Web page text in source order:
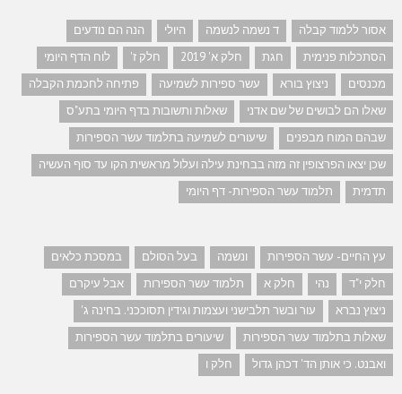
אסור ללמוד קבלה ד נשמה לנשמה היולי
הנה הם נודעים
הסתכלות פנימית
חגת חלק א' 2019 חלק ז'
לוח הדף היומי
מכנסים
ניצוץ בורא עשר ספירות לשמיעה
פתיחה לחכמת הקבלה
שאלו הם לבושים של שם אדני
שאלות ותשובות בדף היומי בתע"ס
שבהם המוח מבפנים
שיעורים לשמיעה בתלמוד עשר הספירות
שכן יצאו הפרצופין זה מזה בבחינת עילה ועלול מראשית הקו עד סוף העשיה
תדמית
תלמוד עשר הספירות- דף היומי
עץ החיים- עשר הספירות ונשמה בעל הסולם
במסכת כלאים
חלק י"ד
נהי חלק א תלמוד עשר הספירות
אבל עיקרם
ניצוץ נברא
עור ובשר תלבישני ועצמות וגידין תסוככני. בחינה ג'
שאלות בתלמוד עשר הספירות
שיעורים בתלמוד עשר הספירות
ואבנט. כי אותן הד' דכהן גדול
חלק ו